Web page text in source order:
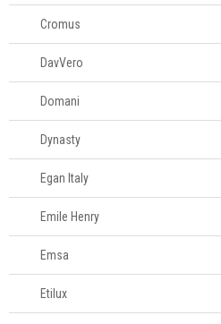
Vasos
Criar conta
Pesquisar Lista
Conosco
61
996581061
Televendas
Cromus
DavVero
Domani
Dynasty
Egan Italy
Emile Henry
Emsa
Etilux